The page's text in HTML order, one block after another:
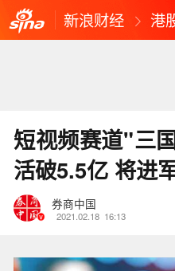
新浪财经 港
短视频赛道"三
活破5.5亿 将进
券商中国
2021.02.18 16:13